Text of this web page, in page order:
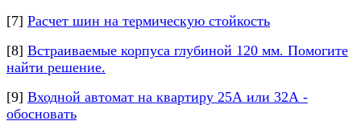
[7] Расчет шин на термическую стойкость
[8] Встраиваемые корпуса глубиной 120 мм. Помогите
найти решение.
[9] Входной автомат на квартиру 25А или 32А -
обосновать